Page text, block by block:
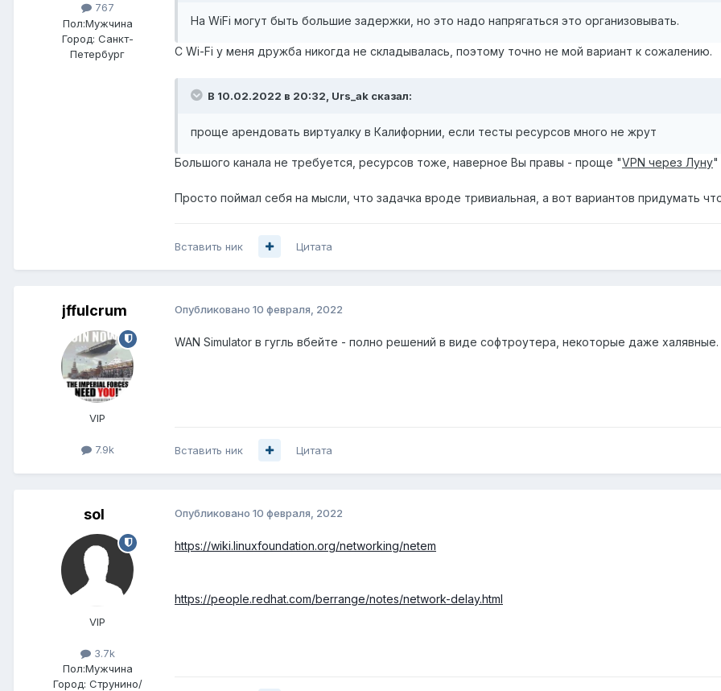
767
Пол:Мужчина
Город: Санкт-
Петербург
На WiFi могут быть большие задержки, но это надо напрягаться это организовывать.
С Wi-Fi у меня дружба никогда не складывалась, поэтому точно не мой вариант к сожалению.
В 10.02.2022 в 20:32, Urs_ak сказал:
проще арендовать виртуалку в Калифорнии, если тесты ресурсов много не жрут
Большого канала не требуется, ресурсов тоже, наверное Вы правы - проще "VPN через Луну"
Просто поймал себя на мысли, что задачка вроде тривиальная, а вот вариантов придумать
Вставить ник Цитата
jffulcrum
VIP
7.9k
Опубликовано 10 февраля, 2022
WAN Simulator в гугль вбейте - полно решений в виде софтроутера, некоторые даже халявные.
Вставить ник Цитата
sol
VIP
3.7k
Пол:Мужчина
Город: Струнино/
Опубликовано 10 февраля, 2022
https://wiki.linuxfoundation.org/networking/netem
https://people.redhat.com/berrange/notes/network-delay.html